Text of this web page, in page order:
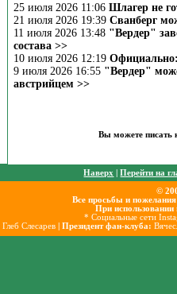
25 июля 2026 11:06 Шлагер не
21 июля 2026 19:39 Сванберг
11 июля 2026 13:48 "Вердер"
состава >>
10 июля 2026 12:19
9 июля 2026 16:55 "Вердер"
австрийцем >>
Вы можете писать
Наверх |Перейти на
©
Все просьбы и
При использовании
* Социальные сети
Глеб Слесарев | Президент фан-клуба: